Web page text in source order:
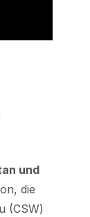
und
die
(CSW)